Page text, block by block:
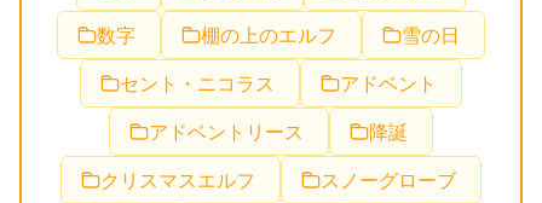
数字
棚の上のエルフ
雪の日
セント・ニコラス
アドベント
アドベントリース
降誕
クリスマスエルフ
スノーグローブ